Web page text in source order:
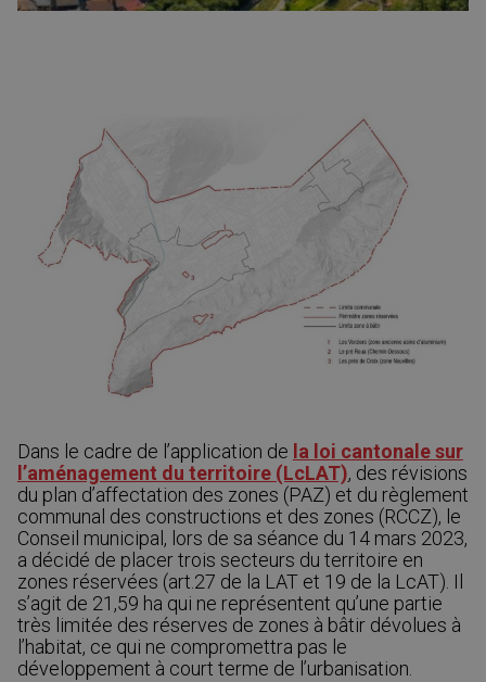
Dans le cadre de l’application de la loi cantonale sur
l’aménagement du territoire (LcLAT), des révisions
du plan d’affectation des zones (PAZ) et du règlement
communal des constructions et des zones (RCCZ), le
Conseil municipal, lors de sa séance du 14 mars 2023,
a décidé de placer trois secteurs du territoire en
zones réservées (art.27 de la LAT et 19 de la LcAT). Il
s’agit de 21,59 ha qui ne représentent qu’une partie
très limitée des réserves de zones à bâtir dévolues à
l’habitat, ce qui ne compromettra pas le
développement à court terme de l’urbanisation.